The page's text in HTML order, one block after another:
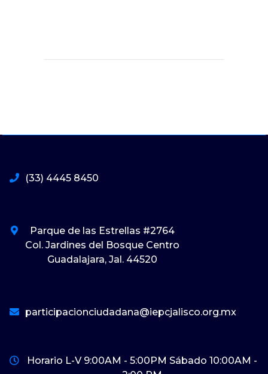
(33) 4445 8450
Parque de las Estrellas #2764
Col. Jardines del Bosque Centro
Guadalajara, Jal. 44520
participacionciudadana@iepcjalisco.org.mx
Horario L-V 9:00AM - 5:00PM Sábado 10:00AM -